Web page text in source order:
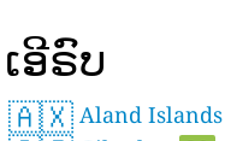
ເອີຣົບ
🇦🇽 Aland Islands